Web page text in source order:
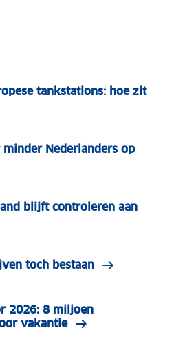
tankstations: hoe zit
Nederlanders op
blijft controleren aan
toch bestaan
2026: 8 miljoen
vakantie